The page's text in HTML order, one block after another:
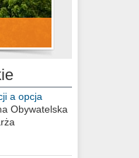
a opcja
Obywatelska